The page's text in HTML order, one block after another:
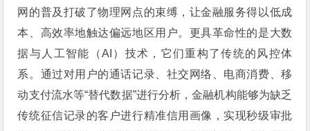
网的普及打破了物理网点的束缚，让金融服务得以低成
本、高效率地触达偏远地区用户。更具革命性的是大数
据与人工智能（AI）技术，它们重构了传统的风控体
系。通过对用户的通话记录、社交网络、电商消费、移
动支付流水等“替代数据”进行分析，金融机构能够为缺乏
传统征信记录的客户进行精准信用画像，实现秒级审批